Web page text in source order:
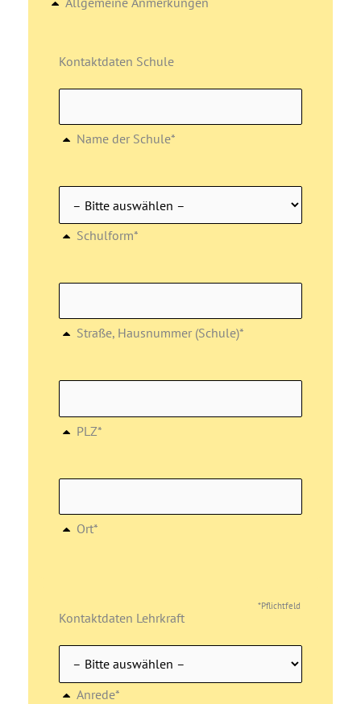
Kontaktdaten Schule
Name der Schule*
Schulform*
Straße, Hausnummer (Schule)*
PLZ*
Ort*
*Pflichtfeld
Kontaktdaten Lehrkraft
Anrede*